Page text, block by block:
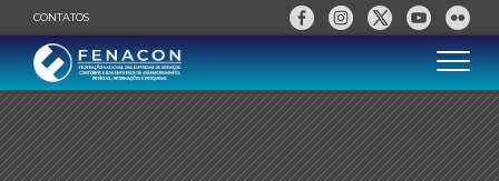
CONTATOS